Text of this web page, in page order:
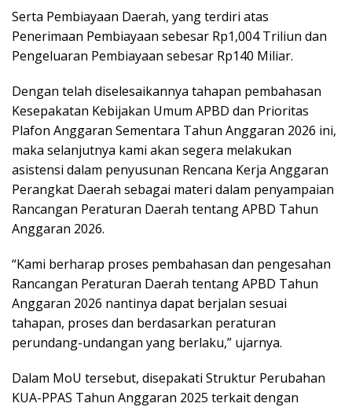
Serta Pembiayaan Daerah, yang terdiri atas
Penerimaan Pembiayaan sebesar Rp1,004 Triliun dan
Pengeluaran Pembiayaan sebesar Rp140 Miliar.
Dengan telah diselesaikannya tahapan pembahasan
Kesepakatan Kebijakan Umum APBD dan Prioritas
Plafon Anggaran Sementara Tahun Anggaran 2026 ini,
maka selanjutnya kami akan segera melakukan
asistensi dalam penyusunan Rencana Kerja Anggaran
Perangkat Daerah sebagai materi dalam penyampaian
Rancangan Peraturan Daerah tentang APBD Tahun
Anggaran 2026.
“Kami berharap proses pembahasan dan pengesahan
Rancangan Peraturan Daerah tentang APBD Tahun
Anggaran 2026 nantinya dapat berjalan sesuai
tahapan, proses dan berdasarkan peraturan
perundang-undangan yang berlaku,” ujarnya.
Dalam MoU tersebut, disepakati Struktur Perubahan
KUA-PPAS Tahun Anggaran 2025 terkait dengan